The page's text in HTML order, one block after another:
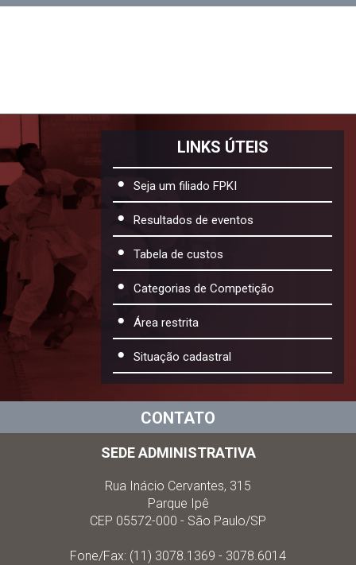
LINKS ÚTEIS
Seja um filiado FPKI
Resultados de eventos
Tabela de custos
Categorias de Competição
Área restrita
Situação cadastral
CONTATO
SEDE ADMINISTRATIVA
Rua Inácio Cervantes, 315
Parque Ipê
CEP 05572-000 - São Paulo/SP
Fone/Fax: (11) 3078.1369 - 3078.6014